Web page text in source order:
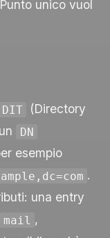
unico vuol
DIT
(Directory
DN
esempio
.
una entry
mail ,